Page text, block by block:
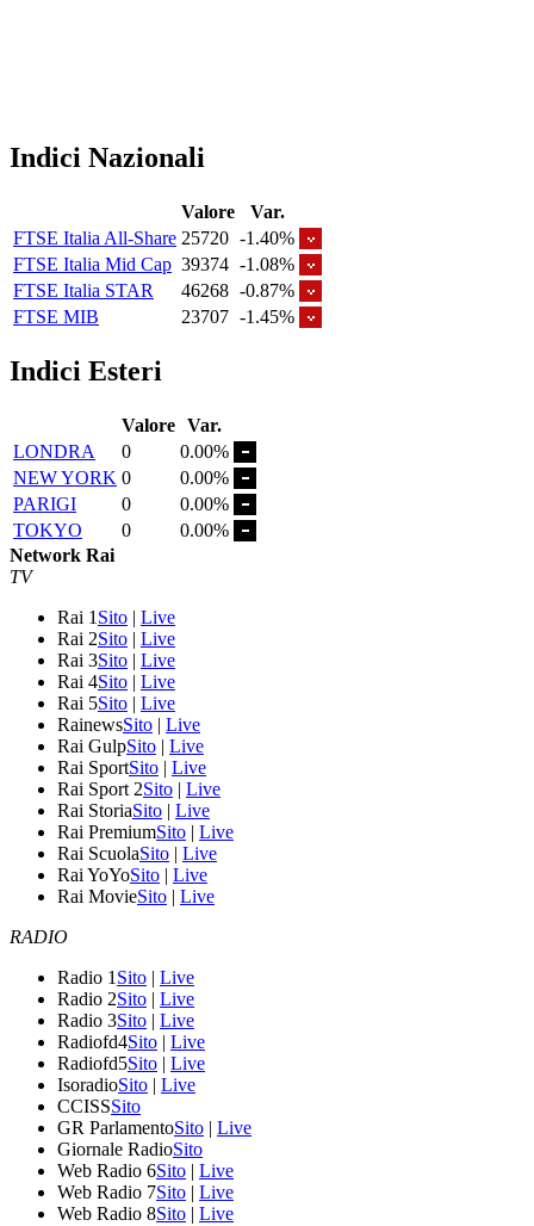
Indici Nazionali
Valore
Var.
FTSE Italia All-Share 25720 -1.40%
FTSE Italia Mid Cap 39374 -1.08%
FTSE Italia STAR
46268 -0.87%
FTSE MIB
23707 -1.45%
Indici Esteri
Valore Var.
LONDRA
0
0.00%
NEW YORK 0
0.00%
PARIGI
0
0.00%
TOKYO
0
0.00%
Network Rai
TV
Rai 1 Sito | Live
Rai 2Sito | Live
Rai 3Sito | Live
Rai 4Sito | Live
Rai 5Sito | Live
RainewsSito | Live
Rai GulpSito | Live
Rai SportSito | Live
Rai Sport 2Sito | Live
Rai StoriaSito | Live
Rai PremiumSito | Live
Rai ScuolaSito | Live
Rai YoYoSito | Live
Rai MovieSito | Live
RADIO
Radio 1 Sito | Live
Radio 2Sito | Live
Radio 3Sito | Live
Radiofd4Sito | Live
Radiofd5Sito | Live
IsoradioSito | Live
CCISSSito
GR ParlamentoSito | Live
Giornale RadioSito
Web Radio 6Sito | Live
Web Radio 7Sito | Live
Web Radio 8Sito | Live